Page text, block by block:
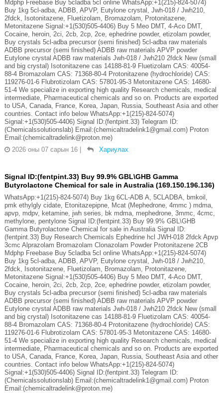
Mdphp Freebase Buy 5cladba 5cl online WhatsApp:+1(215)-824-5074)
Buy 1kg 5cl-adba, ADBB, APVP, Eutylone crystal, Jwh-018 / Jwh210,
2fdck, Isotonitazene, Fluetizolam, Bromazolam, Protonitazene,
Metonitazene Signal:+1(530)505-4406) Buy 5 Meo DMT, 4-Aco DMT,
Cocaine, heroin, 2ci, 2cb, 2cp, 2ce, ephedrine powder, etizolam powder,
Buy crystals 5cl-adba precursor (semi finished) 5cl-adba raw materials
ADBB precursor (semi finished) ADBB raw materials APVP powder
Eutylone crystal ADBB raw materials Jwh-018 / Jwh210 2fdck New (small
and big crystal) Isotonitazene cas 14188-81-9 Fluetizolam CAS: 40054-
88-4 Bromazolam CAS: 71368-80-4 Protonitazene (hydrochloride) CAS:
119276-01-6 Flubrotizolam CAS: 57801-95-3 Metonitazene CAS: 14680-
51-4 We specialize in exporting high quality Research chemicals, medical
intermediate, Pharmaceutical chemicals and so on. Products are exported
to USA, Canada, France, Korea, Japan, Russia, Southeast Asia and other
countries. Contact info below WhatsApp:+1(215)-824-5074)
Signal:+1(530)505-4406) Signal ID:(fentpint.33) Telegram ID:
(Chemicalssolutionslab) Email:(chemicaltradelink1@gmail.com) Proton
Email:(chemicaltradelink@proton.me)
2026 оны 07 сарын 16
Хариулах
Signal ID:(fentpint.33) Buy 99.9% GBL\GHB Gamma
Butyrolactone Chemical for sale in Australia (169.150.196.136)
WhatsApp:+1(215)-824-5074) Buy 1kg 6CL-ADB A, 5CLADBA, bmkoil,
pmk ethylgly cidate, Etonitazepipne, Mcat (Mephedrone, 4mmc ) mdma,
apvp, mdpv, ketamine, jwh series, bk mdma, mephedrone, 3mmc, 4cmc,
methylone, pentylone Signal ID:(fentpint.33) Buy 99.9% GBL\GHB
Gamma Butyrolactone Chemical for sale in Australia Signal ID:
(fentpint.33) Buy Research Chemicals Ephedrine hcl JWH-018 2fdck Apvp
3cmc Alprazolam Bromazolam Clonazolam Powder Protonitazene 2CB
Mdphp Freebase Buy 5cladba 5cl online WhatsApp:+1(215)-824-5074)
Buy 1kg 5cl-adba, ADBB, APVP, Eutylone crystal, Jwh-018 / Jwh210,
2fdck, Isotonitazene, Fluetizolam, Bromazolam, Protonitazene,
Metonitazene Signal:+1(530)505-4406) Buy 5 Meo DMT, 4-Aco DMT,
Cocaine, heroin, 2ci, 2cb, 2cp, 2ce, ephedrine powder, etizolam powder,
Buy crystals 5cl-adba precursor (semi finished) 5cl-adba raw materials
ADBB precursor (semi finished) ADBB raw materials APVP powder
Eutylone crystal ADBB raw materials Jwh-018 / Jwh210 2fdck New (small
and big crystal) Isotonitazene cas 14188-81-9 Fluetizolam CAS: 40054-
88-4 Bromazolam CAS: 71368-80-4 Protonitazene (hydrochloride) CAS:
119276-01-6 Flubrotizolam CAS: 57801-95-3 Metonitazene CAS: 14680-
51-4 We specialize in exporting high quality Research chemicals, medical
intermediate, Pharmaceutical chemicals and so on. Products are exported
to USA, Canada, France, Korea, Japan, Russia, Southeast Asia and other
countries. Contact info below WhatsApp:+1(215)-824-5074)
Signal:+1(530)505-4406) Signal ID:(fentpint.33) Telegram ID:
(Chemicalssolutionslab) Email:(chemicaltradelink1@gmail.com) Proton
Email:(chemicaltradelink@proton.me)